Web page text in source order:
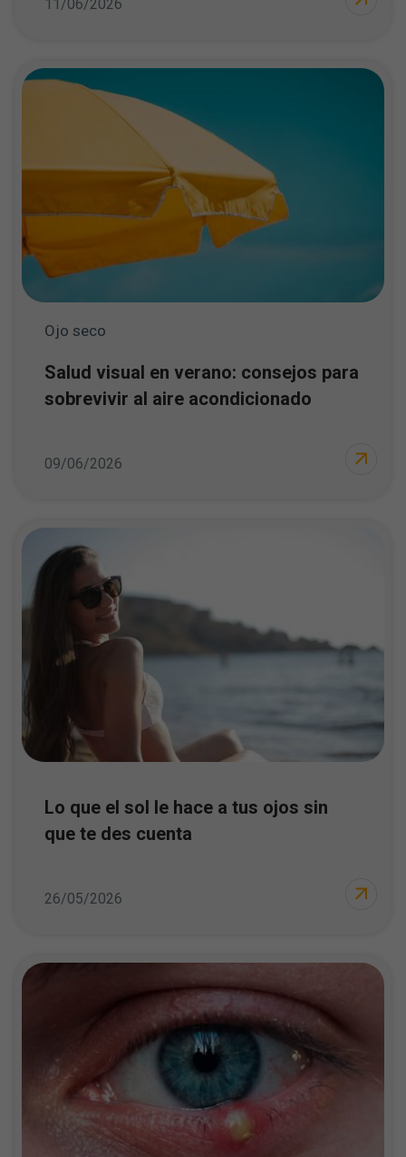
11/06/2026
Ojo seco
Salud visual en verano: consejos para
sobrevivir al aire acondicionado
09/06/2026
Lo que el sol le hace a tus ojos sin
que te des cuenta
26/05/2026